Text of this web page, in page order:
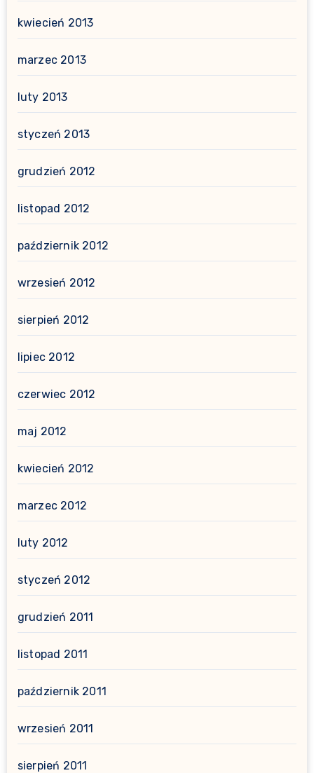
kwiecień 2013
marzec 2013
luty 2013
styczeń 2013
grudzień 2012
listopad 2012
październik 2012
wrzesień 2012
sierpień 2012
lipiec 2012
czerwiec 2012
maj 2012
kwiecień 2012
marzec 2012
luty 2012
styczeń 2012
grudzień 2011
listopad 2011
październik 2011
wrzesień 2011
sierpień 2011